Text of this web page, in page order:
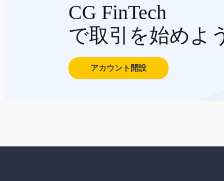
CG FinTech
で取引を始めよ
アカウント開設